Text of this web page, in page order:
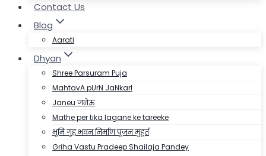
Contact Us
Blog
Aarati
Dhyan
Shree Parsuram Puja
MahtavA pUrN JaNkarI
Janeu जनेऊ
Mathe per tika lagane ke tareeke
भूमि गृह भवन निर्माण पूजन मुहूर्त
Griha Vastu Pradeep Shailaja Pandey